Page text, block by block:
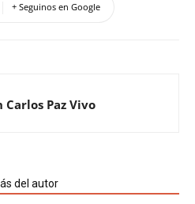
+ Seguinos en Google
Carlos Paz Vivo
del autor